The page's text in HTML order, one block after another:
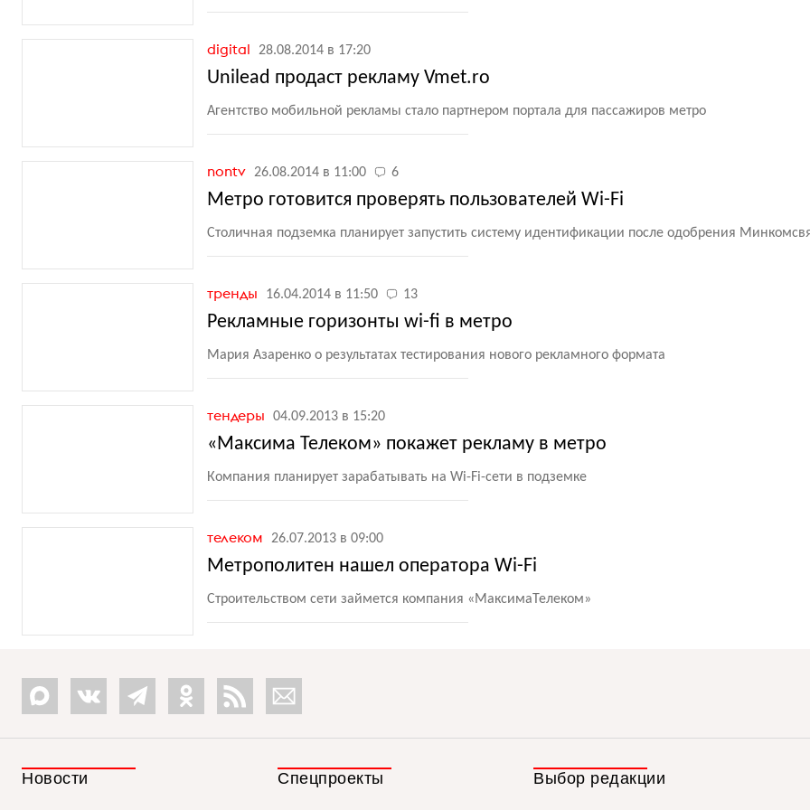
digital 28.08.2014 в 17:20
Unilead продаст рекламу Vmet.ro
Агентство мобильной рекламы стало партнером портала для пассажиров метро
nontv 26.08.2014 в 11:00 6
Метро готовится проверять пользователей Wi-Fi
Столичная подземка планирует запустить систему идентификации после одобрения
тренды 16.04.2014 в 11:50 13
Рекламные горизонты wi-fi в метро
Мария Азаренко о результатах тестирования нового рекламного формата
тендеры 04.09.2013 в 15:20
«Максима Телеком» покажет рекламу в метро
Компания планирует зарабатывать на Wi-Fi-сети в подземке
телеком 26.07.2013 в 09:00
Метрополитен нашел оператора Wi-Fi
Строительством сети займется компания «МаксимаТелеком»
Новости Спецпроекты Выбор редакции